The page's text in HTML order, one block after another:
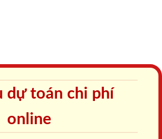
dự toán chi phí
online